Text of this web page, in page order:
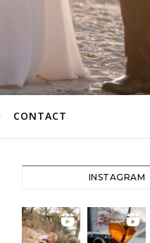
CONTACT
INSTAGRAM